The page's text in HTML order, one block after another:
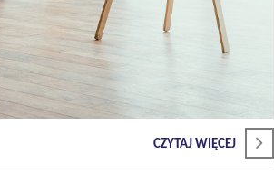
CZYTAJ WIĘCEJ